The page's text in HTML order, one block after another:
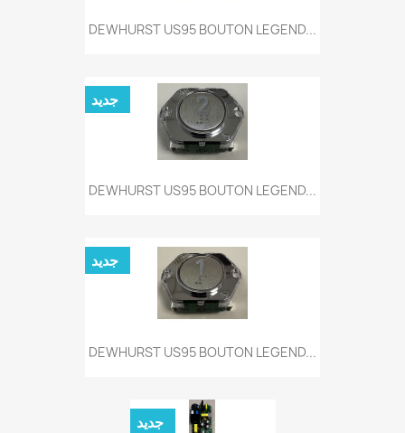
DEWHURST US95 BOUTON LEGEND...
DEWHURST US95 BOUTON LEGEND...
جديد
DEWHURST US95 BOUTON LEGEND...
جديد
جديد